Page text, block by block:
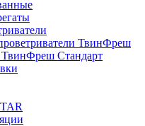
ТвинФреш
ТвинФреш Стандарт